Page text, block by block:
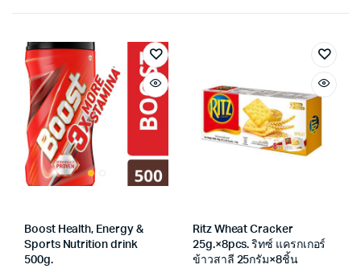
Boost Health, Energy &
Sports Nutrition drink
500g.
Ritz Wheat Cracker
25g.×8pcs. ริทซ์ แครกเกอร์
ข้าวสาลี 25กรัม×8ชิ้น